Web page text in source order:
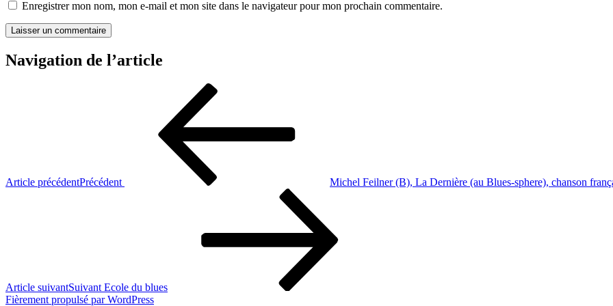
Enregistrer mon nom, mon e-mail et mon site dans le navigateur pour mon prochain commentaire.
Navigation de l’article
Article précédentPrécédent Michel Feilner (B), La Dernière (au Blues-sphere), chanson
Article suivantSuivant Ecole du blues
Fièrement propulsé par WordPress